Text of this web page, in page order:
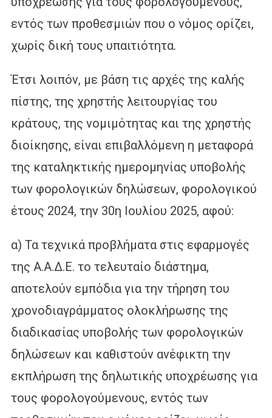
εντός των προθεσμιών που ο νόμος ορίζει,
χωρίς δική τους υπαιτιότητα.
Έτσι λοιπόν, με βάση τις αρχές της καλής
πίστης, της χρηστής λειτουργίας του
κράτους, της νομιμότητας και της χρηστής
διοίκησης, είναι επιβαλλόμενη η μεταφορά
της καταληκτικής ημερομηνίας υποβολής
των φορολογικών δηλώσεων, φορολογικού
έτους 2024, την 30η Ιουλίου 2025, αφού:
α) Τα τεχνικά προβλήματα στις εφαρμογές
της Α.Α.Δ.Ε. το τελευταίο διάστημα,
αποτελούν εμπόδια για την τήρηση του
χρονοδιαγράμματος ολοκλήρωσης της
διαδικασίας υποβολής των φορολογικών
δηλώσεων και καθιστούν ανέφικτη την
εκπλήρωση της δηλωτικής υποχρέωσης για
τους φορολογούμενους, εντός των